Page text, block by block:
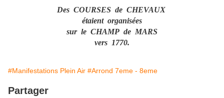
Des COURSES de CHEVAUX
étaient organisées
sur le CHAMP de MARS
vers 1770.
#Manifestations Plein Air #Arrond 7eme - 8eme
Partager